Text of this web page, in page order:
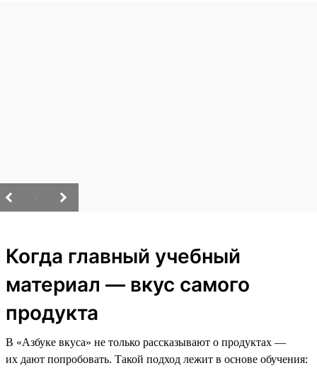
Когда главный учебный
материал — вкус самого
продукта
В «Азбуке вкуса» не только рассказывают о продуктах —
их дают попробовать. Такой подход лежит в основе обучения: